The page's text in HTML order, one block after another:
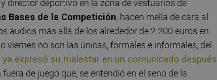
director deportivo en la zona de vestuarios de
Bases de la Competición, hacen mella de cara al
audios más allá de los alrededor de 2.200 euros en
viernes no son las únicas, formales e informales, del
ya expresó su malestar en un comunicado después
fuera de juego que, se entendió en el seno de la